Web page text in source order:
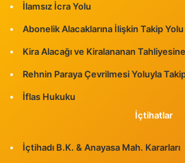
İlamsız İcra Yolu
Abonelik Alacaklarına İlişkin Takip
Kira Alacağı ve Kiralananan
Rehnin Paraya Çevrilmesi Yoluyla
İflas Hukuku
İçtihatlar
İçtihadı B.K. & Anayasa Mah. Kararları